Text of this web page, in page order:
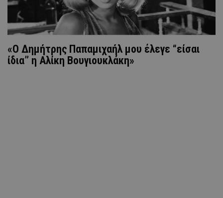
«O Δημήτρης Παπαμιχαήλ μου έλεγε “είσαι
ίδια” η Αλίκη Βουγιουκλάκη»